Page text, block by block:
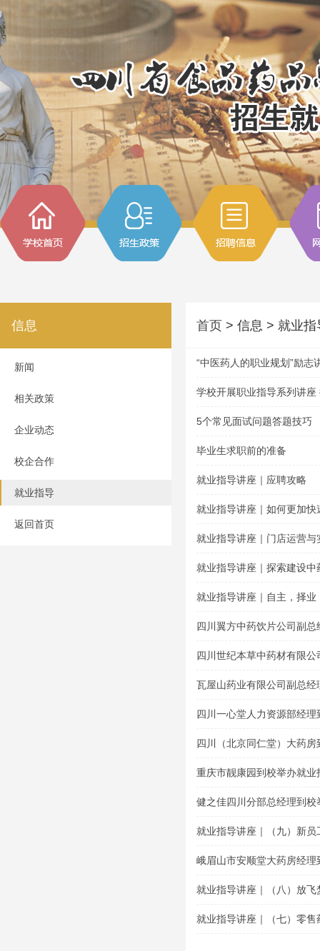
信息
新闻
相关政策
企业动态
校企合作
就业指导
返回首页
首页 > 信息 > 就业指
“中医药人的职业规划”励志
学校开展职业指导系列讲
5个常见面试问题答题技巧
毕业生求职前的准备
就业指导讲座｜应聘攻略
就业指导讲座｜如何更加快
就业指导讲座｜门店运营与
就业指导讲座｜探索建设中
就业指导讲座｜自主，择业
四川翼方中药饮片公司副
题讲座
四川世纪本草中药材有限
导专题讲座
瓦屋山药业有限公司副总
讲座
四川一心堂人力资源部经
座
四川（北京同仁堂）大药
座
重庆市靓康园到校举办就业
健之佳四川分部总经理到校
就业指导讲座｜（九）新员
峨眉山市安顺堂大药房经
就业指导讲座｜（八）放飞
就业指导讲座｜（七）零售